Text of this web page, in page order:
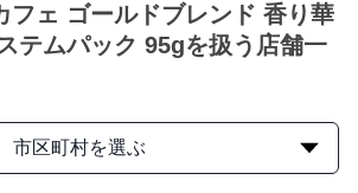
フェ ゴールドブレンド 香り華
テムパック 95gを扱う店舗一
市区町村を選ぶ